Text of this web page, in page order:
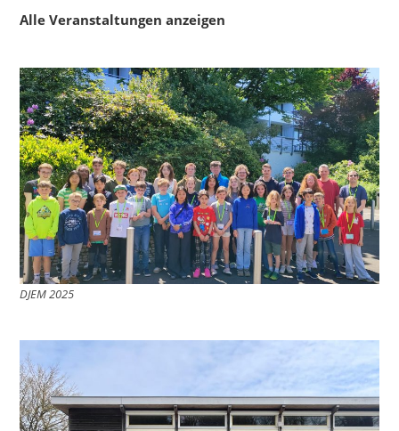
Alle Veranstaltungen anzeigen
DJEM 2025